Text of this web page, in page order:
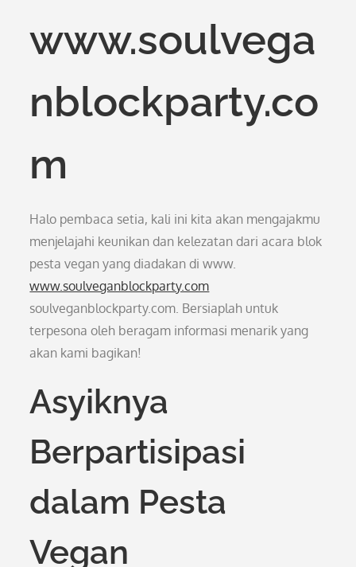
www.soulvega
nblockparty.co
m
Halo pembaca setia, kali ini kita akan mengajakmu
menjelajahi keunikan dan kelezatan dari acara blok
pesta vegan yang diadakan di www.
www.soulveganblockparty.com
soulveganblockparty.com. Bersiaplah untuk
terpesona oleh beragam informasi menarik yang
akan kami bagikan!
Asyiknya
Berpartisipasi
dalam Pesta
Vegan